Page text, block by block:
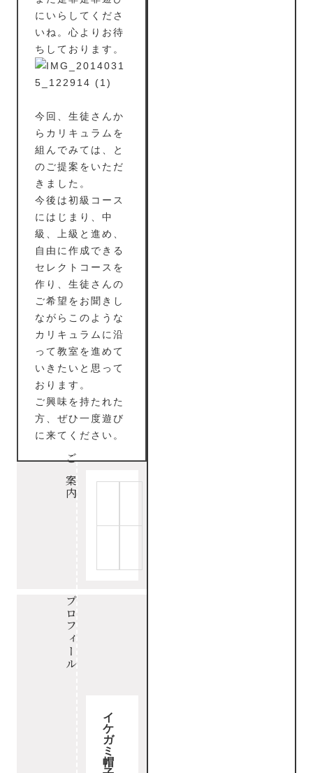
にいらしてくださ
いね。心よりお待
ちしております。
今回、生徒さんか
らカリキュラムを
組んでみては、と
のご提案をいただ
きました。
今後は初級コース
にはじまり、中
級、上級と進め、
自由に作成できる
セレクトコースを
作り、生徒さんの
ご希望をお聞きし
ながらこのような
カリキュラムに沿
って教室を進めて
いきたいと思って
おります。
ご興味を持たれた
方、ぜひ一度遊び
に来てください。
ご案内
プロフィール
イ
ケ
ガ
ミ
帽